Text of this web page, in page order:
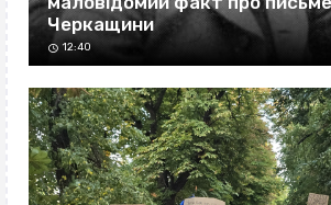
Черкащини
12:40